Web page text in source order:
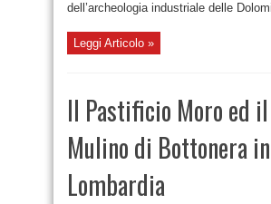
dell’archeologia industriale delle
Leggi Articolo »
Il Pastificio Moro ed
Mulino di Bottonera in
Lombardia